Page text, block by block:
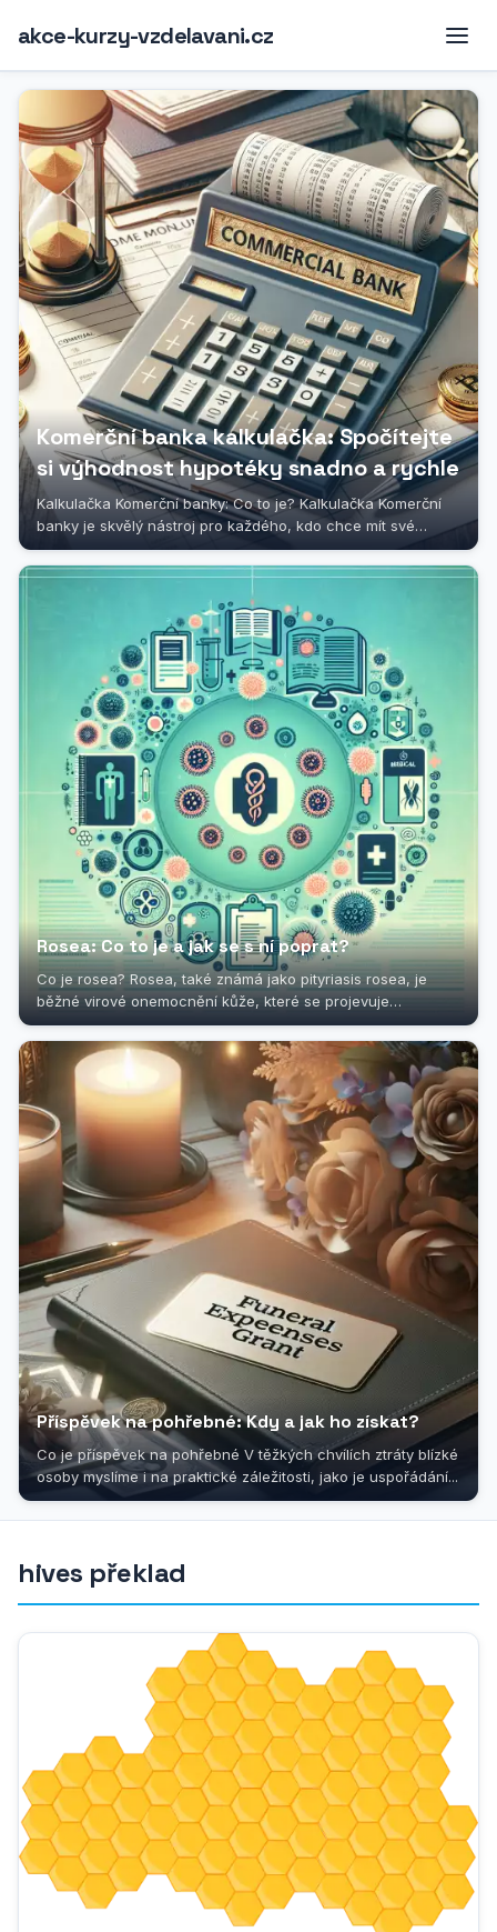
akce-kurzy-vzdelavani.cz
Komerční banka kalkulačka: Spočítejte
si výhodnost hypotéky snadno a rychle
Kalkulačka Komerční banky: Co to je? Kalkulačka Komerční
banky je skvělý nástroj pro každého, kdo chce mít své
finance pod kontrolou....
Rosea: Co to je a jak se s ní poprat?
Co je rosea? Rosea, také známá jako pityriasis rosea, je
běžné virové onemocnění kůže, které se projevuje
charakteristickou vyrážkou....
Příspěvek na pohřebné: Kdy a jak ho získat?
Co je příspěvek na pohřebné V těžkých chvílích ztráty blízké
osoby myslíme i na praktické záležitosti, jako je uspořádání...
hives překlad